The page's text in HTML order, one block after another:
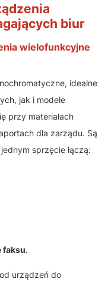
biur
wielofunkcyjne
idealne
jak i modele
przy materiałach
dla zarządu. Są
sprzęcie łączą:
faksu.
urządzeń do